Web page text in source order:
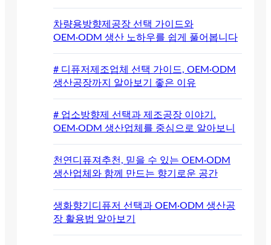
차량용방향제공장 선택 가이드와
OEM·ODM 생산 노하우를 쉽게 풀어봅니다
# 디퓨저제조업체 선택 가이드, OEM·ODM
생산공장까지 알아보기 좋은 이유
# 업소방향제 선택과 제조공장 이야기.
OEM·ODM 생산업체를 중심으로 알아보니
천연디퓨져추천, 믿을 수 있는 OEM·ODM
생산업체와 함께 만드는 향기로운 공간
생화향기디퓨저 선택과 OEM·ODM 생산공
장 활용법 알아보기